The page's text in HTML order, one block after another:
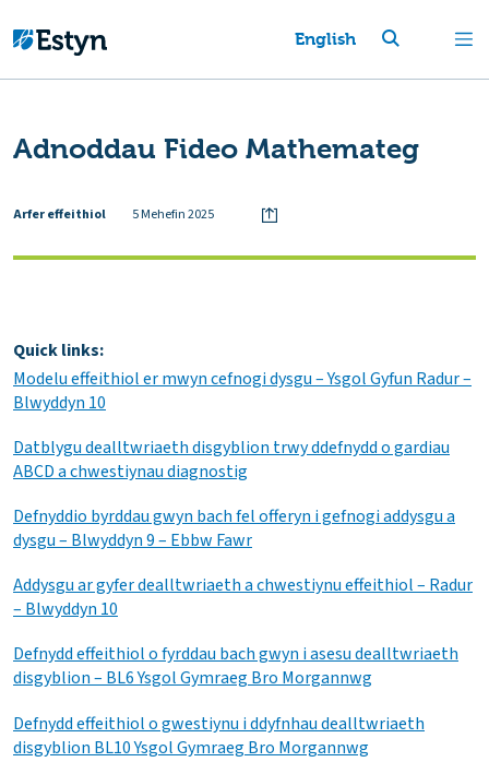
English
Adnoddau Fideo Mathemateg
Arfer effeithiol 5 Mehefin 2025
Quick links:
Modelu effeithiol er mwyn cefnogi dysgu – Ysgol Gyfun Radur –
Blwyddyn 10
Datblygu dealltwriaeth disgyblion trwy ddefnydd o gardiau
ABCD a chwestiynau diagnostig
Defnyddio byrddau gwyn bach fel offeryn i gefnogi addysgu a
dysgu – Blwyddyn 9 – Ebbw Fawr
Addysgu ar gyfer dealltwriaeth a chwestiynu effeithiol – Radur
– Blwyddyn 10
Defnydd effeithiol o fyrddau bach gwyn i asesu dealltwriaeth
disgyblion – BL6 Ysgol Gymraeg Bro Morgannwg
Defnydd effeithiol o gwestiynu i ddyfnhau dealltwriaeth
disgyblion BL10 Ysgol Gymraeg Bro Morgannwg